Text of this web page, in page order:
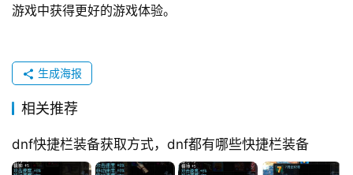
游戏中获得更好的游戏体验。
生成海报
相关推荐
dnf快捷栏装备获取方式，dnf都有哪些快捷栏装备